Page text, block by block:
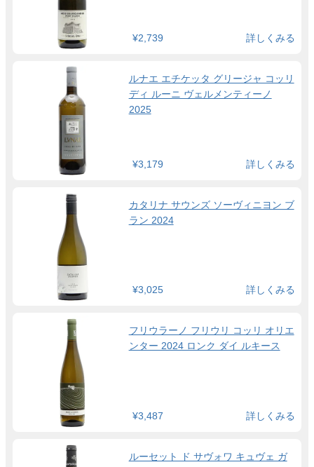
¥2,739 詳しくみる
ルナエ エチケッタ グリージャ コッリ
ディ ルーニ ヴェルメンティーノ
2025
¥3,179 詳しくみる
カタリナ サウンズ ソーヴィニヨン ブ
ラン 2024
¥3,025 詳しくみる
フリウラーノ フリウリ コッリ オリエ
ンター 2024 ロンク ダイ ルキース
¥3,487 詳しくみる
ルーセット ド サヴォワ キュヴェ ガ